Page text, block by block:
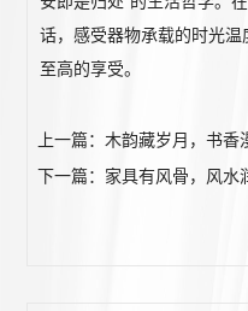
话，感受器物承载的时光
至高的享受。
上一篇：木韵藏岁月，书香
下一篇：家具有风骨，风水